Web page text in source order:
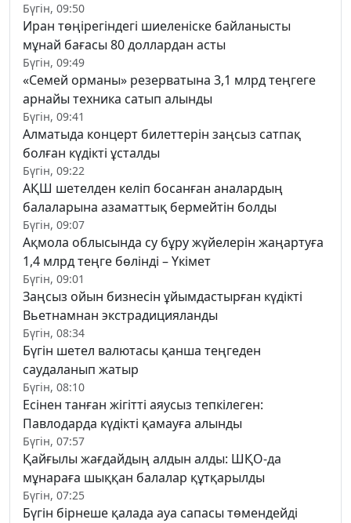
Бүгін, 09:50
Иран төңірегіндегі шиеленіске байланысты
мұнай бағасы 80 доллардан асты
Бүгін, 09:49
«Семей орманы» резерватына 3,1 млрд теңгеге
арнайы техника сатып алынды
Бүгін, 09:41
Алматыда концерт билеттерін заңсыз сатпақ
болған күдікті ұсталды
Бүгін, 09:22
АҚШ шетелден келіп босанған аналардың
балаларына азаматтық бермейтін болды
Бүгін, 09:07
Ақмола облысында су бұру жүйелерін жаңартуға
1,4 млрд теңге бөлінді – Үкімет
Бүгін, 09:01
Заңсыз ойын бизнесін ұйымдастырған күдікті
Вьетнамнан экстрадицияланды
Бүгін, 08:34
Бүгін шетел валютасы қанша теңгеден
саудаланып жатыр
Бүгін, 08:10
Есінен танған жігітті аяусыз тепкілеген:
Павлодарда күдікті қамауға алынды
Бүгін, 07:57
Қайғылы жағдайдың алдын алды: ШҚО-да
мұнараға шыққан балалар құтқарылды
Бүгін, 07:25
Бүгін бірнеше қалада ауа сапасы төмендейді